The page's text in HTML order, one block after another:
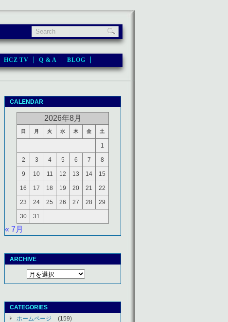
HCZ TV Q & A BLOG
CALENDAR
2026年8月
日 月 火 水 木 金 土
1
2 3 4 5 6 7 8
9 10 11 12 13 14 15
16 17 18 19 20 21 22
23 24 25 26 27 28 29
30 31
« 7月
ARCHIVE
CATEGORIES
ホームページ
(159)